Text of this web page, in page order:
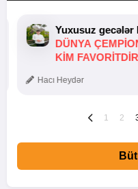
Yuxusuz gecələr
DÜNYA
KIM
Hacı Heydər
1 2